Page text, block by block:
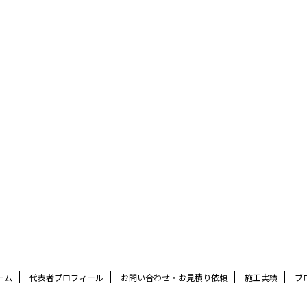
ム 代表者プロフィール お問い合わせ・お見積り依頼 施工実績 ブ